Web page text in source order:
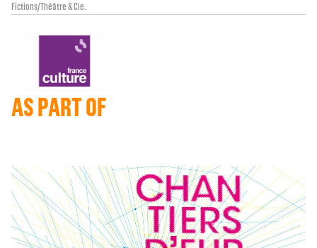
Fictions/Théâtre & Cie.
AS PART OF